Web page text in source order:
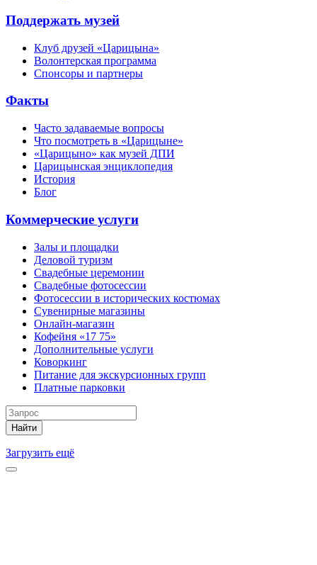
Поддержать музей
Клуб друзей «Царицына»
Волонтерская программа
Спонсоры и партнеры
Факты
Часто задаваемые вопросы
Что посмотреть в «Царицыне»
«Царицыно» как музей ДПИ
Царицынская энциклопедия
История
Блог
Коммерческие услуги
Залы и площадки
Деловой туризм
Свадебные церемонии
Свадебные фотосессии
Фотосессии в исторических костюмах
Сувенирные магазины
Онлайн-магазин
Кофейня «17 75»
Дополнительные услуги
Коворкинг
Питание для экскурсионных групп
Платные парковки
Найти
Загрузить ещё